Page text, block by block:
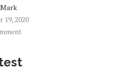
Mark
19, 2020